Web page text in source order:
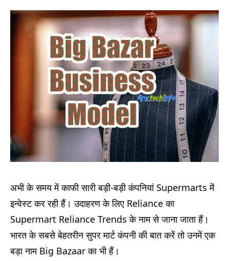
अभी के समय में काफी सारी बड़ी-बड़ी कंपनियां Supermarts में
इन्वेस्ट कर रही हैं। उदाहरण के लिए Reliance का
Supermart Reliance Trends के नाम से जाना जाता हैं।
भारत के सबसे बेहतरीन सुपर मार्ट कंपनी की बात करें तो उनमें एक
बड़ा नाम Big Bazaar का भी हैं।